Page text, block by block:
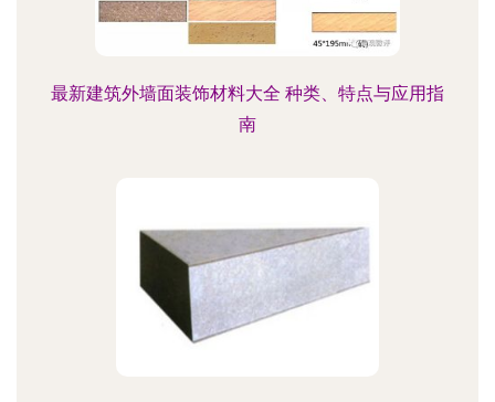
最新建筑外墙面装饰材料大全 种类、特点与应用指
南